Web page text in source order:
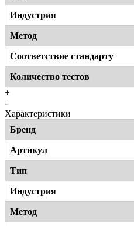
Индустрия
Метод
Соответствие стандарту
Количество тестов
+
-
Характеристики
Бренд
Артикул
Тип
Индустрия
Метод